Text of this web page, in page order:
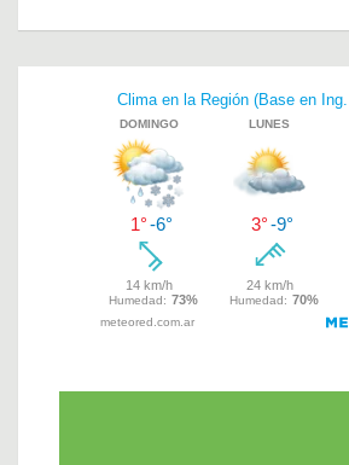
p
entradas